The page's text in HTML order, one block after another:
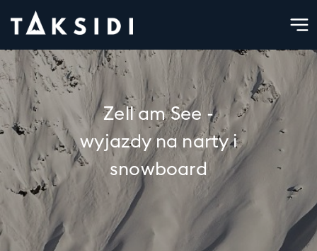
Zell am See -
wyjazdy na narty i
snowboard